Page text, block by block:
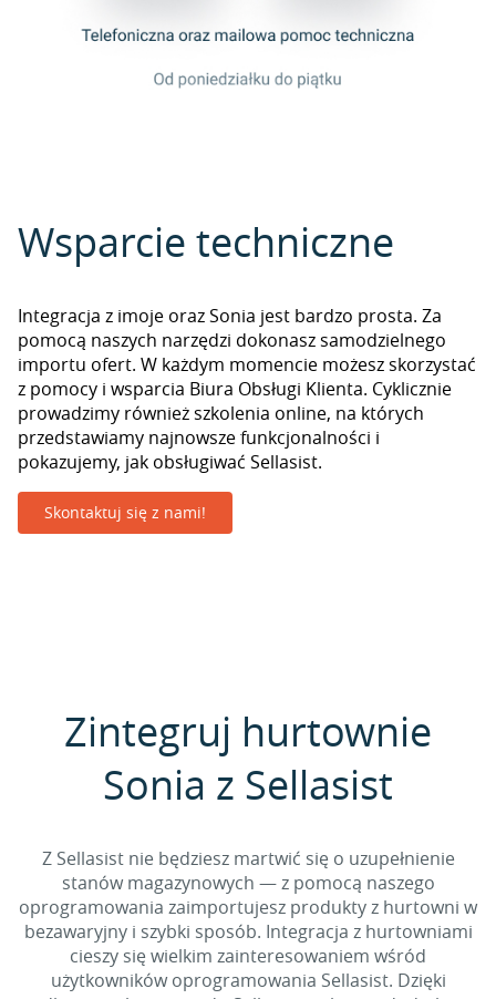
Wsparcie techniczne
Integracja z imoje oraz Sonia jest bardzo prosta. Za
pomocą naszych narzędzi dokonasz samodzielnego
importu ofert. W każdym momencie możesz skorzystać
z pomocy i wsparcia Biura Obsługi Klienta. Cyklicznie
prowadzimy również szkolenia online, na których
przedstawiamy najnowsze funkcjonalności i
pokazujemy, jak obsługiwać Sellasist.
Skontaktuj się z nami!
Zintegruj hurtownie
Sonia z Sellasist
Z Sellasist nie będziesz martwić się o uzupełnienie
stanów magazynowych — z pomocą naszego
oprogramowania zaimportujesz produkty z hurtowni w
bezawaryjny i szybki sposób. Integracja z hurtowniami
cieszy się wielkim zainteresowaniem wśród
użytkowników oprogramowania Sellasist. Dzięki